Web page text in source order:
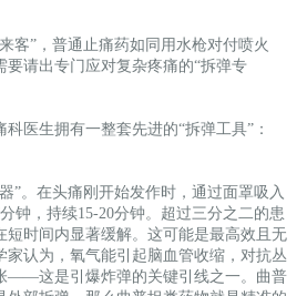
客”，普通止痛药如同用水枪对付喷火
要请出专门应对复杂疼痛的“拆弹专
医生拥有一整套先进的“拆弹工具”：
”。在头痛刚开始发作时，通过面罩吸入
钟，持续15-20分钟。超过三分之二的患
短时间内显著缓解。这可能是最高效且无
家认为，氧气能引起脑血管收缩，对抗丛
——这是引爆炸弹的关键引线之一。曲普